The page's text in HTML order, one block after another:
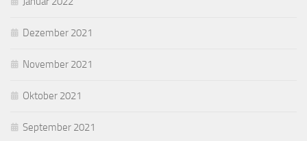
Dezember 2021
November 2021
Oktober 2021
September 2021